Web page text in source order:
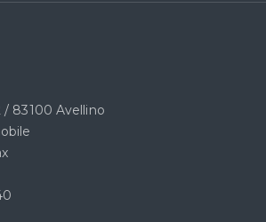
83100 Avellino